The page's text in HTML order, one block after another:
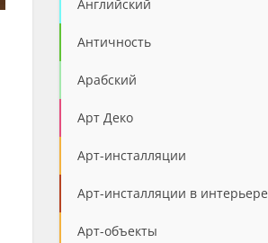
Английский
Античность
Арабский
Арт Деко
Арт-инсталляции
Арт-инсталляции в интерьере
Арт-объекты